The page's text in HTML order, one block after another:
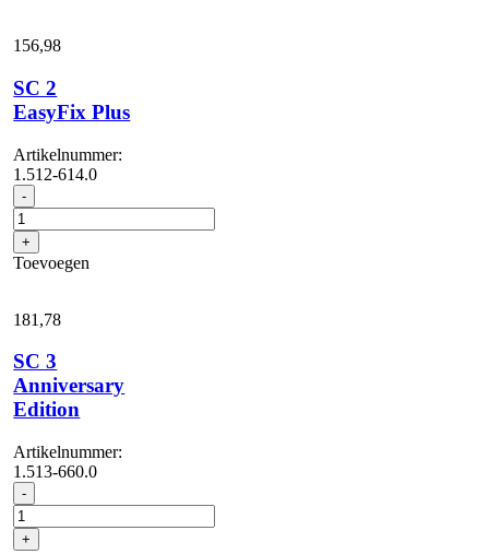
156,98
SC 2
EasyFix Plus
Artikelnummer:
1.512-614.0
- SC
2
EasyFix
Plus
aantal
+
Toevoegen
181,78
SC 3
Anniversary
Edition
Artikelnummer:
1.513-660.0
- SC
3
Anniversary
Edition
+